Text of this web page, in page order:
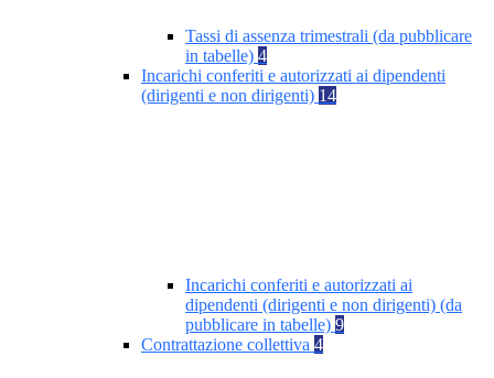
Tassi di assenza trimestrali (da pubblicare
in tabelle) 4
Incarichi conferiti e autorizzati ai dipendenti
(dirigenti e non dirigenti) 14
Incarichi conferiti e autorizzati ai
dipendenti (dirigenti e non dirigenti) (da
pubblicare in tabelle) 9
Contrattazione collettiva 4